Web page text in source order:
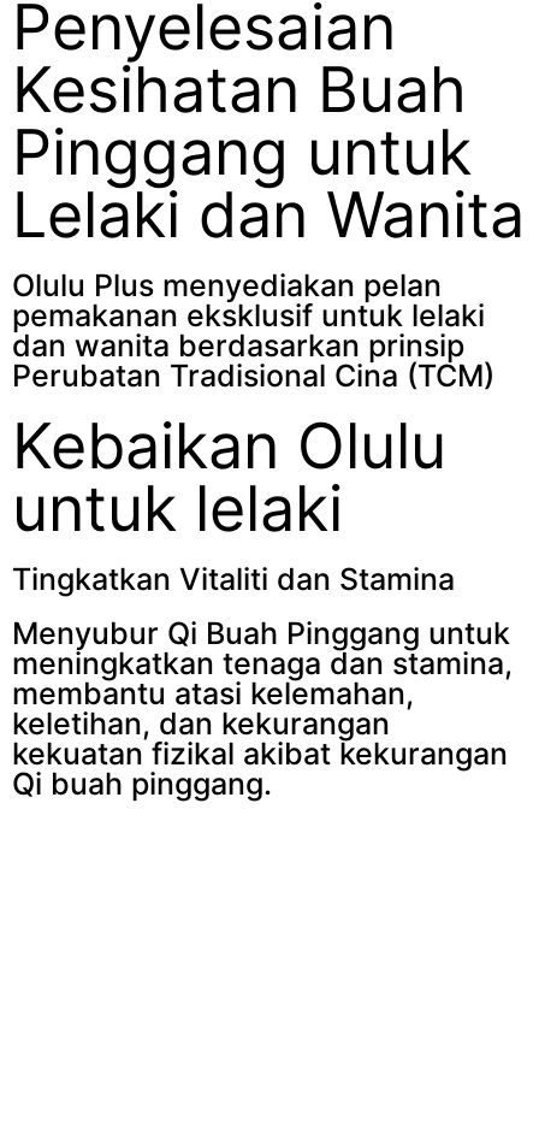
Penyelesaian
Kesihatan Buah
Pinggang untuk
Lelaki dan Wanita
Olulu Plus menyediakan pelan
pemakanan eksklusif untuk lelaki
dan wanita berdasarkan prinsip
Perubatan Tradisional Cina (TCM)
Kebaikan Olulu
untuk lelaki
Tingkatkan Vitaliti dan Stamina
Menyubur Qi Buah Pinggang untuk
meningkatkan tenaga dan stamina,
membantu atasi kelemahan,
keletihan, dan kekurangan
kekuatan fizikal akibat kekurangan
Qi buah pinggang.